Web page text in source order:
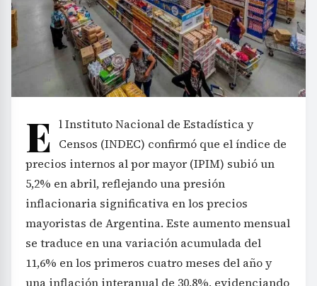
E l Instituto Nacional de Estadística y
Censos (INDEC) confirmó que el índice de
precios internos al por mayor (IPIM) subió un
5,2% en abril, reflejando una presión
inflacionaria significativa en los precios
mayoristas de Argentina. Este aumento mensual
se traduce en una variación acumulada del
11,6% en los primeros cuatro meses del año y
una inflación interanual de 30,8%, evidenciando